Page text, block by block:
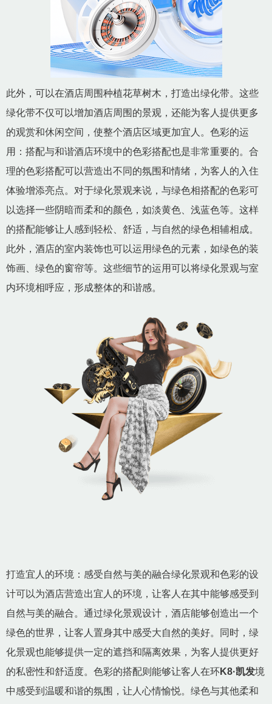
此外，可以在酒店周围种植花草树木，打造出绿化带。这些
绿化带不仅可以增加酒店周围的景观，还能为客人提供更多
的观赏和休闲空间，使整个酒店区域更加宜人。色彩的运
用：搭配与和谐酒店环境中的色彩搭配也是非常重要的。合
理的色彩搭配可以营造出不同的氛围和情绪，为客人的入住
体验增添亮点。对于绿化景观来说，与绿色相搭配的色彩可
以选择一些阴暗而柔和的颜色，如淡黄色、浅蓝色等。这样
的搭配能够让人感到轻松、舒适，与自然的绿色相辅相成。
此外，酒店的室内装饰也可以运用绿色的元素，如绿色的装
饰画、绿色的窗帘等。这些细节的运用可以将绿化景观与室
内环境相呼应，形成整体的和谐感。
打造宜人的环境：感受自然与美的融合绿化景观和色彩的设
计可以为酒店营造出宜人的环境，让客人在其中能够感受到
自然与美的融合。通过绿化景观设计，酒店能够创造出一个
绿色的世界，让客人置身其中感受大自然的美好。同时，绿
化景观也能够提供一定的遮挡和隔离效果，为客人提供更好
的私密性和舒适度。色彩的搭配则能够让客人在环K8·凯发境
中感受到温暖和谐的氛围，让人心情愉悦。绿色与其他柔和